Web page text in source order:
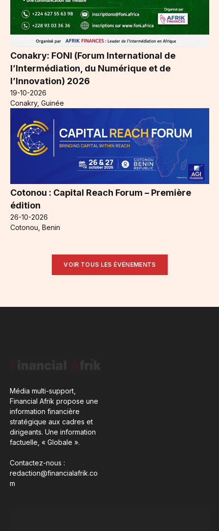
Conakry: FONI (Forum International de
l’Intermédiation, du Numérique et de
l’Innovation) 2026
19-10-2026
Conakry, Guinée
Cotonou : Capital Reach Forum – Première
édition
26-10-2026
Cotonou, Benin
VOIR TOUS LES ÉVÉNEMENTS
Média multi-support,
Financial Afrik propose une
information financière
stratégique aux cadres et
dirigeants. Une information
factuelle, « Globale ».
Contactez-nous :
redaction@financialafrik.co
m